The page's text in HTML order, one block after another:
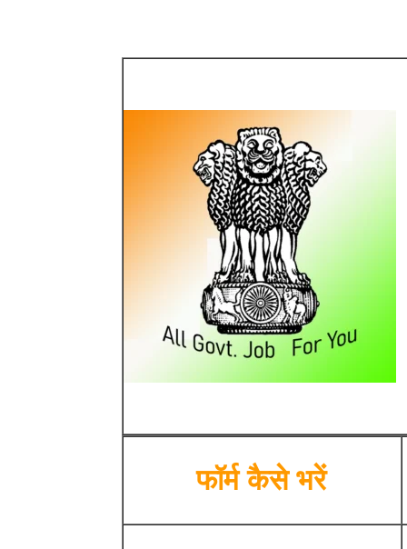
फॉर्म कैसे भरें